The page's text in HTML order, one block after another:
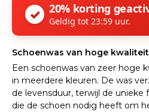
✓ 20% korting
Geldig tot 23:59 uur.
Schoenwas van hoge kwaliteit
Een schoenwas van zeer hoge
in meerdere kleuren. De was
de levensduur, terwijl de
die de schoen nodig heeft om